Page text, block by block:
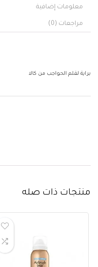
معلومات إضافية
مراجعات (0)
براية لقلم الحواجب من كالا
منتجات ذات صله